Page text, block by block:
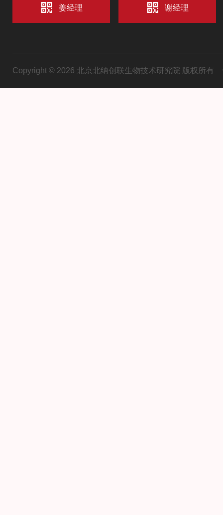
姜经理 谢经理
Copyright © 2026 北京北纳创联生物技术研究院 版权所有